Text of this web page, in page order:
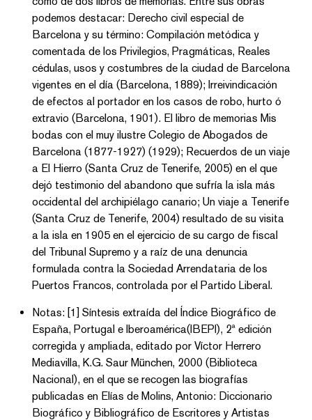
podemos destacar: Derecho civil especial de
Barcelona y su término: Compilación metódica y
comentada de los Privilegios, Pragmáticas, Reales
cédulas, usos y costumbres de la ciudad de Barcelona
vigentes en el día (Barcelona, 1889); Irreivindicación
de efectos al portador en los casos de robo, hurto ó
extravio (Barcelona, 1901). El libro de memorias Mis
bodas con el muy ilustre Colegio de Abogados de
Barcelona (1877-1927) (1929); Recuerdos de un viaje
a El Hierro (Santa Cruz de Tenerife, 2005) en el que
dejó testimonio del abandono que sufría la isla más
occidental del archipiélago canario; Un viaje a Tenerife
(Santa Cruz de Tenerife, 2004) resultado de su visita
a la isla en 1905 en el ejercicio de su cargo de fiscal
del Tribunal Supremo y a raíz de una denuncia
formulada contra la Sociedad Arrendataria de los
Puertos Francos, controlada por el Partido Liberal.
Notas: [1] Síntesis extraída del Índice Biográfico de
España, Portugal e Iberoamérica(IBEPI), 2ª edición
corregida y ampliada, editado por Víctor Herrero
Mediavilla, K.G. Saur München, 2000 (Biblioteca
Nacional), en el que se recogen las biografías
publicadas en Elías de Molins, Antonio: Diccionario
Biográfico y Bibliográfico de Escritores y Artistas